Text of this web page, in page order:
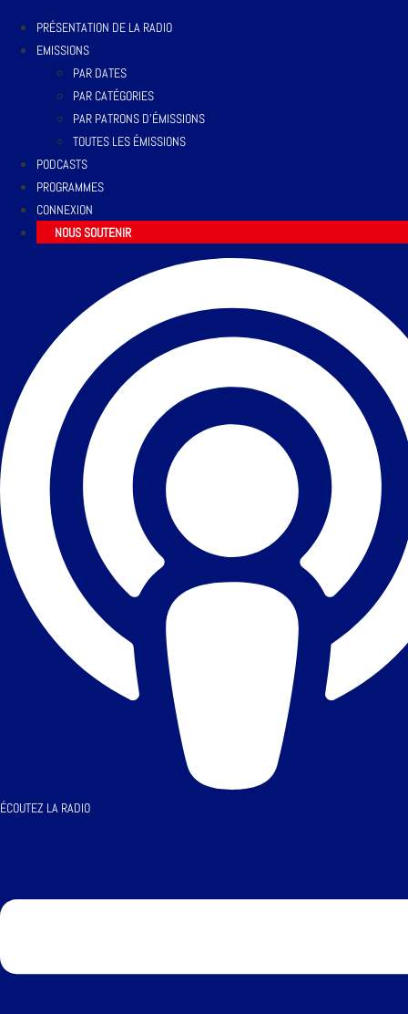
PRÉSENTATION DE LA RADIO
EMISSIONS
PAR DATES
PAR CATÉGORIES
PAR PATRONS D’ÉMISSIONS
TOUTES LES ÉMISSIONS
PODCASTS
PROGRAMMES
CONNEXION
NOUS SOUTENIR
ÉCOUTEZ LA RADIO